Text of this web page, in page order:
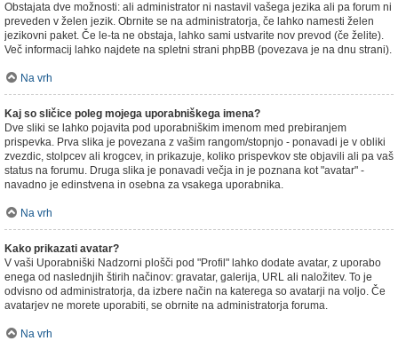
Obstajata dve možnosti: ali administrator ni nastavil vašega jezika ali pa forum ni
preveden v želen jezik. Obrnite se na administratorja, če lahko namesti želen
jezikovni paket. Če le-ta ne obstaja, lahko sami ustvarite nov prevod (če želite).
Več informacij lahko najdete na spletni strani phpBB (povezava je na dnu strani).
Na vrh
Kaj so sličice poleg mojega uporabniškega imena?
Dve sliki se lahko pojavita pod uporabniškim imenom med prebiranjem
prispevka. Prva slika je povezana z vašim rangom/stopnjo - ponavadi je v obliki
zvezdic, stolpcev ali krogcev, in prikazuje, koliko prispevkov ste objavili ali pa vaš
status na forumu. Druga slika je ponavadi večja in je poznana kot "avatar" -
navadno je edinstvena in osebna za vsakega uporabnika.
Na vrh
Kako prikazati avatar?
V vaši Uporabniški Nadzorni plošči pod "Profil" lahko dodate avatar, z uporabo
enega od naslednjih štirih načinov: gravatar, galerija, URL ali naložitev. To je
odvisno od administratorja, da izbere način na katerega so avatarji na voljo. Če
avatarjev ne morete uporabiti, se obrnite na administratorja foruma.
Na vrh